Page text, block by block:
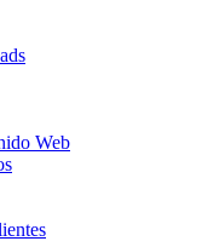
Web